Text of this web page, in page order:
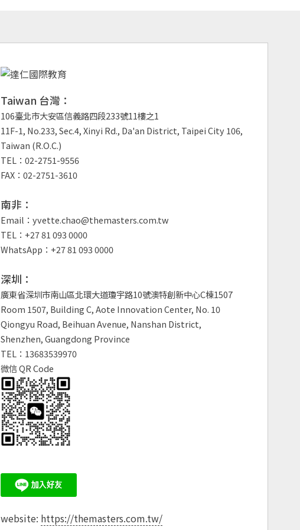
Taiwan 台灣：
106臺北市大安區信義路四段233號11樓之1
11F-1, No.233, Sec.4, Xinyi Rd., Da'an District, Taipei City 106,
Taiwan (R.O.C.)
TEL：02-2751-9556
FAX：02-2751-3610
南非：
Email：yvette.chao@themasters.com.tw
TEL：+27 81 093 0000
WhatsApp：+27 81 093 0000
深圳：
廣東省深圳市南山區北環大道瓊宇路10號澳特創新中心C棟1507
Room 1507, Building C, Aote Innovation Center, No. 10
Qiongyu Road, Beihuan Avenue, Nanshan District,
Shenzhen, Guangdong Province
TEL：13683539970
微信 QR Code
website: https://themasters.com.tw/